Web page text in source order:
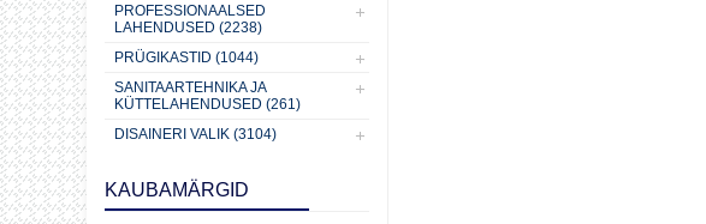
PROFESSIONAALSED
LAHENDUSED (2238)
PRÜGIKASTID (1044)
SANITAARTEHNIKA JA
KÜTTELAHENDUSED (261)
DISAINERI VALIK (3104)
KAUBAMÄRGID